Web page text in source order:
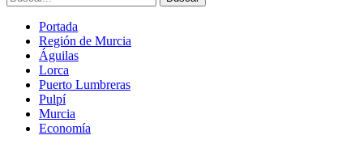
Portada
Región de Murcia
Águilas
Lorca
Puerto Lumbreras
Pulpí
Murcia
Economía